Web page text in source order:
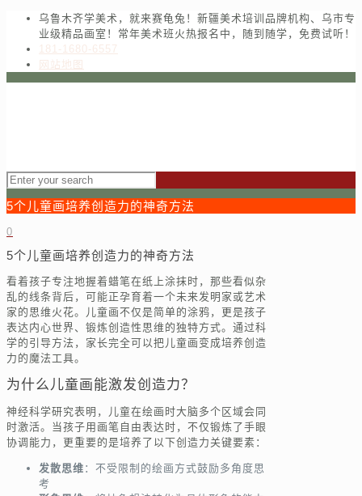
乌鲁木齐学美术，就来赛龟兔！新疆美术培训品牌机构、乌市专
业级精品画室！常年美术班火热报名中，随到随学，免费试听！
181-1680-6557
网站地图
5个儿童画培养创造力的神奇方法
0
5个儿童画培养创造力的神奇方法
看着孩子专注地握着蜡笔在纸上涂抹时，那些看似杂
乱的线条背后，可能正孕育着一个未来发明家或艺术
家的思维火花。儿童画不仅是简单的涂鸦，更是孩子
表达内心世界、锻炼创造性思维的独特方式。通过科
学的引导方法，家长完全可以把儿童画变成培养创造
力的魔法工具。
为什么儿童画能激发创造力？
神经科学研究表明，儿童在绘画时大脑多个区域会同
时激活。当孩子用画笔自由表达时，不仅锻炼了手眼
协调能力，更重要的是培养了以下创造力关键要素：
发散思维 ：不受限制的绘画方式鼓励多角度思
考